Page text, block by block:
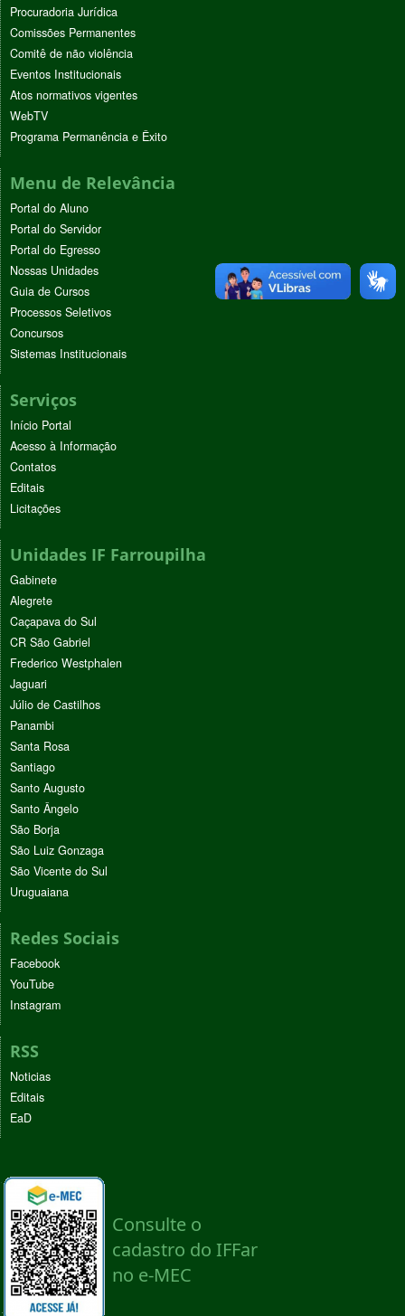
Procuradoria Jurídica
Comissões Permanentes
Comitê de não violência
Eventos Institucionais
Atos normativos vigentes
WebTV
Programa Permanência e Êxito
Menu de Relevância
Portal do Aluno
Portal do Servidor
Portal do Egresso
Nossas Unidades
Guia de Cursos
Processos Seletivos
Concursos
Sistemas Institucionais
Serviços
Início Portal
Acesso à Informação
Contatos
Editais
Licitações
Unidades IF Farroupilha
Gabinete
Alegrete
Caçapava do Sul
CR São Gabriel
Frederico Westphalen
Jaguari
Júlio de Castilhos
Panambi
Santa Rosa
Santiago
Santo Augusto
Santo Ângelo
São Borja
São Luiz Gonzaga
São Vicente do Sul
Uruguaiana
Redes Sociais
Facebook
YouTube
Instagram
RSS
Noticias
Editais
EaD